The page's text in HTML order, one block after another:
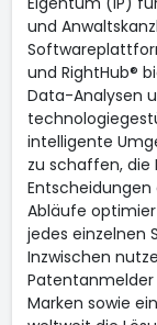
und
und RightHub®
Data-Analysen
intelligente
zu schaffen, die
Abläufe
jedes einzelnen
Inzwischen
Marken sowie